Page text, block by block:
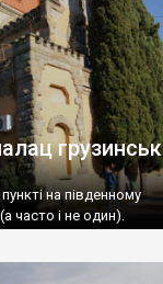
на південному
часто і не один).